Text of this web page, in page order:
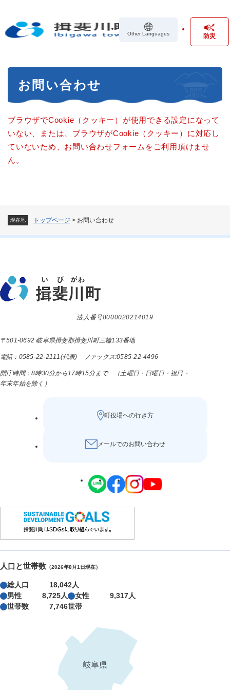
の
Other Languages 防災
現在地 トップページ > お問い合わせ
お問い合わせ
ブラウザでCookie（クッキー）が使用できる設定になって
いない、または、ブラウザがCookie（クッキー）に対応し
ていないため、お問い合わせフォームをご利用頂けませ
ん。
法人番号8000020214019
〒501-0692 岐阜県揖斐郡揖斐川町三輪133番地
電話：0585-22-2111(代表) ファックス:0585-22-4496
開庁時間：8時30分から17時15分まで （土曜日・日曜日・祝日・
年末年始を除く）
町役場への行き方
メールでのお問い合わせ
人口と世帯数 （2026年8月1日現在）
総人口
18,042人
男性
8,725人 女性
9,317人
世帯数
7,746世帯